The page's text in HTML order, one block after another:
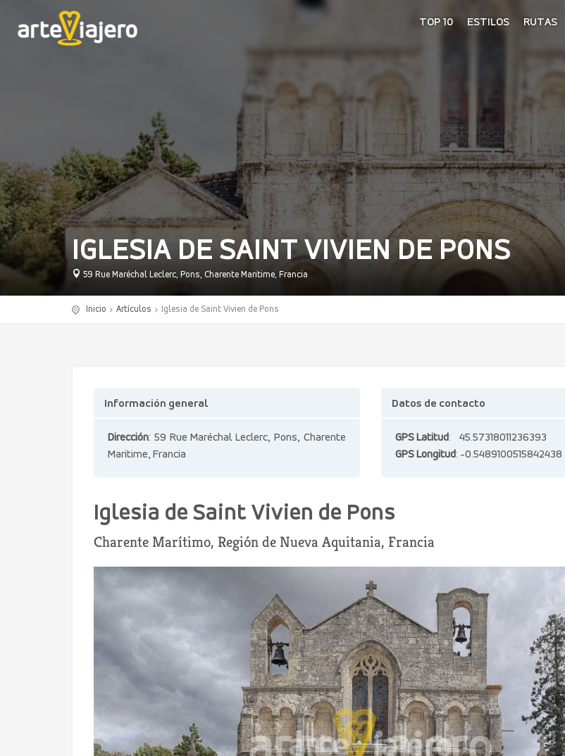
TOP 10 ESTILOS RUTAS
IGLESIA DE SAINT VIVIEN DE PONS
59 Rue Maréchal Leclerc, Pons, Charente Maritime, Francia
Inicio Artículos Iglesia de Saint Vivien de Pons
Información general
Dirección: 59 Rue Maréchal Leclerc, Pons, Charente
Maritime, Francia
Datos de contacto
GPS Latitud: 45.57318011236393
GPS Longitud: -0.5489100515842438
Iglesia de Saint Vivien de Pons
Charente Marítimo, Región de Nueva Aquitania, Francia